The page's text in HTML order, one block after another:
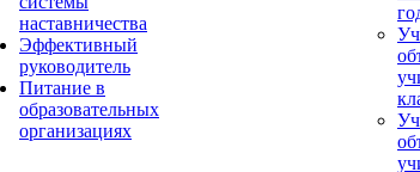
наставничества
Эффективный
руководитель
Питание в
образовательных
организациях